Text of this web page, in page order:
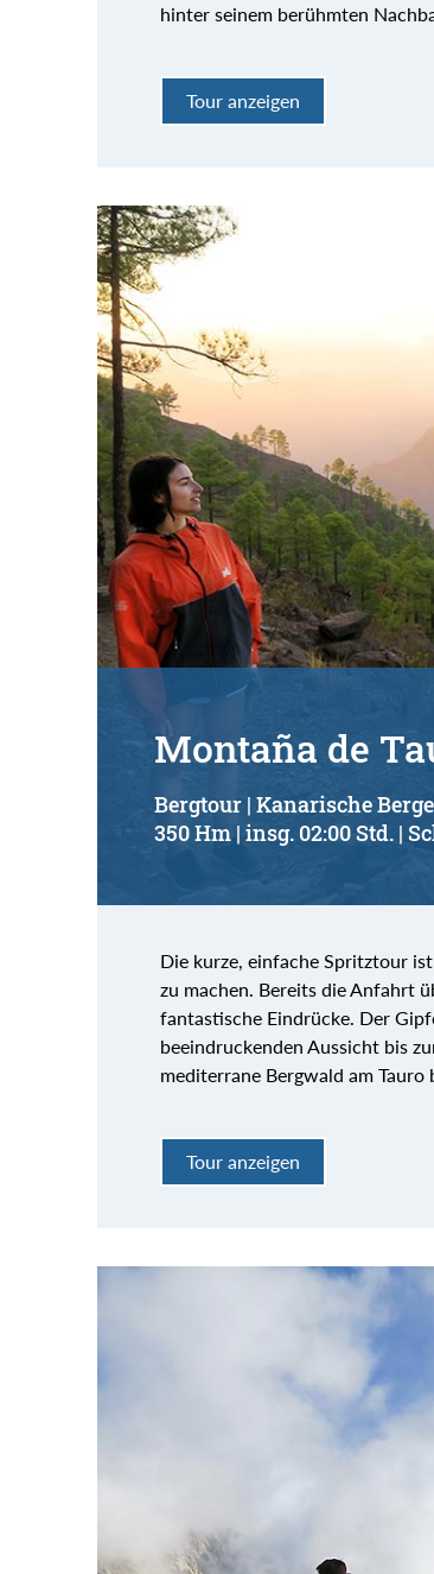
hinter seinem berühmten
Tour anzeigen
Montaña de
Bergtour | Kanarische
350 Hm | insg. 02:00 Std. |
Die kurze, einfache Spritztour
zu machen. Bereits die Anfahrt
fantastische Eindrücke. Der
beeindruckenden Aussicht bis
mediterrane Bergwald am
Tour anzeigen